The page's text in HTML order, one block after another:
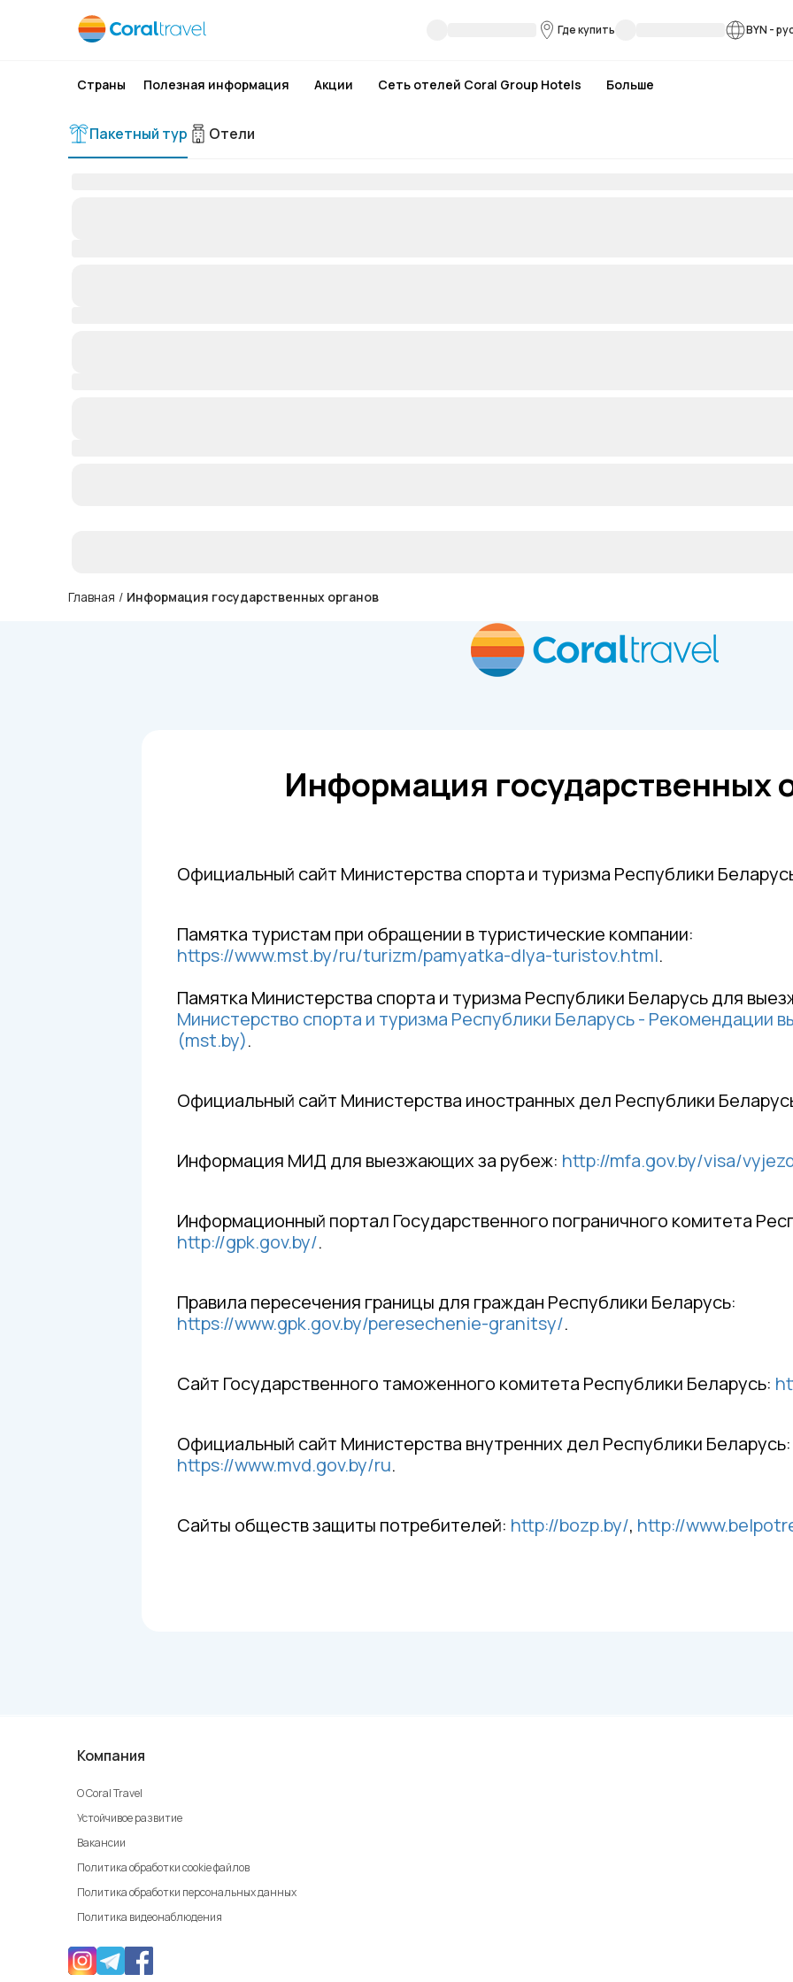
Где купить BYN -
Страны Полезная информация Акции Сеть отелей Coral Group Hotels Больше
Пакетный тур Отели
Главная / Информация государственных органов
Информация государственных
Официальный сайт Министерства спорта и туризма Республики
Памятка туристам при обращении в туристические компании:
https://www.mst.by/ru/turizm/pamyatka-dlya-turistov.html.
Памятка Министерства спорта и туризма Республики Беларусь для
Министерство спорта и туризма Республики Беларусь - Рекомендации
(mst.by).
Официальный сайт Министерства иностранных дел Республики
Информация МИД для выезжающих за рубеж: http://mfa.gov.by/visa/
Информационный портал Государственного пограничного комитета
http://gpk.gov.by/.
Правила пересечения границы для граждан Республики Беларусь:
https://www.gpk.gov.by/peresechenie-granitsy/.
Сайт Государственного таможенного комитета Республики Беларусь:
Официальный сайт Министерства внутренних дел Республики Беларусь:
https://www.mvd.gov.by/ru.
Сайты обществ защиты потребителей: http://bozp.by/, http://
Компания
О Coral Travel
Устойчивое развитие
Вакансии
Политика обработки cookie файлов
Политика обработки персональных данных
Политика видеонаблюдения